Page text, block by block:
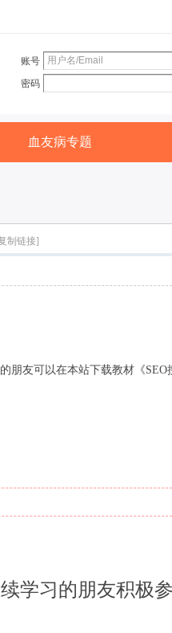
账号
密码
血友病专题
制链接]
友可以在本站下载教材《SEO
学习的朋友积极